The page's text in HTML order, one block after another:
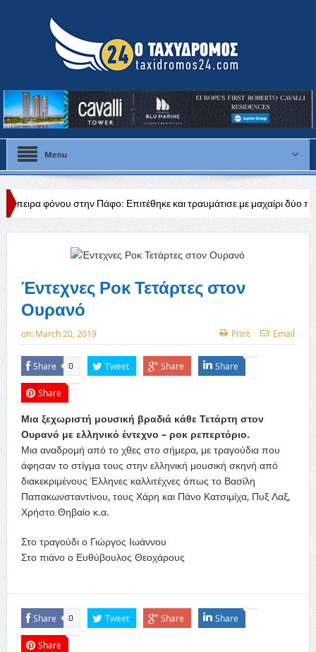
Menu
Πάφο: Επιτέθηκε και τραυμάτισε με μαχαίρι δύο πρόσωπα Φ.
Έντεχνες Ροκ Τετάρτες στον
Ουρανό
on: March 20, 2019 Print Email
Share 0 Tweet Share Share
Share
Μια ξεχωριστή μουσική βραδιά κάθε Τετάρτη στον
Ουρανό με ελληνικό έντεχνο – ροκ ρεπερτόριο.
Μια αναδρομή από το χθες στο σήμερα, με τραγούδια που
άφησαν το στίγμα τους στην ελληνική μουσική σκηνή από
διακεκριμένους Έλληνες καλλιτέχνες όπως το Βασίλη
Παπακωνσταντίνου, τους Χάρη και Πάνο Κατσιμίχα, Πυξ Λαξ,
Χρήστο Θηβαίο κ.α.
Στο τραγούδι ο Γιώργος Ιωάννου
Στο πιάνο ο Ευθύβουλος Θεοχάρους
Share 0 Tweet Share Share
Share